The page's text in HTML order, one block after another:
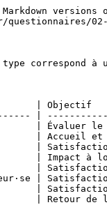
versions
correspond
|
|
| Évaluer
| Accueil
|
| Impact à
|
| Satisfaction
|
| Retour de